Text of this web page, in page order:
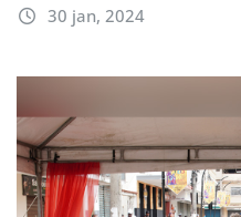
30 jan, 2024